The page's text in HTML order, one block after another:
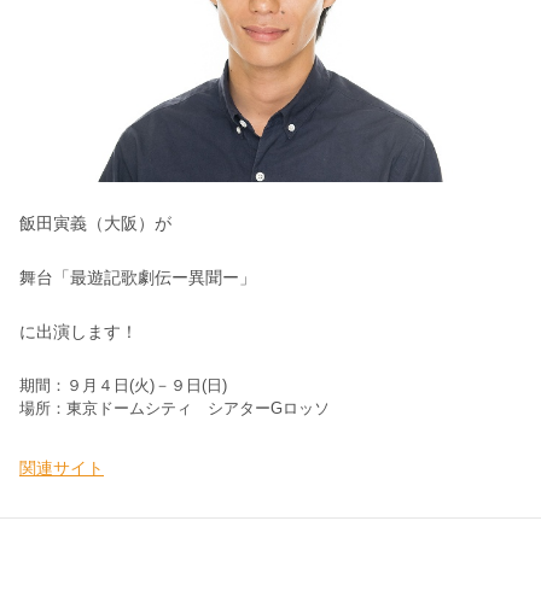
飯田寅義（大阪）が
舞台「最遊記歌劇伝ー異聞ー」
に出演します！
期間：９月４日(火)－９日(日)
場所：東京ドームシティ シアターGロッソ
関連サイト